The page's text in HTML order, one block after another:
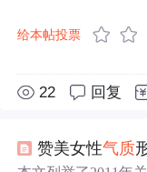
给本帖投票
22 回复
赞美女性气质